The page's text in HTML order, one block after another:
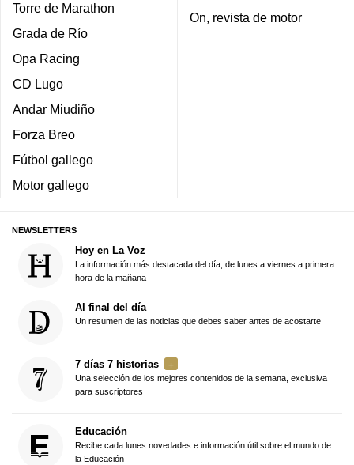
Torre de Marathon
Grada de Río
Opa Racing
CD Lugo
Andar Miudiño
Forza Breo
Fútbol gallego
Motor gallego
On, revista de motor
NEWSLETTERS
Hoy en La Voz
La información más destacada del día, de lunes a viernes a primera
hora de la mañana
Al final del día
Un resumen de las noticias que debes saber antes de acostarte
7 días 7 historias
Una selección de los mejores contenidos de la semana, exclusiva
para suscriptores
Educación
Recibe cada lunes novedades e información útil sobre el mundo de
la Educación